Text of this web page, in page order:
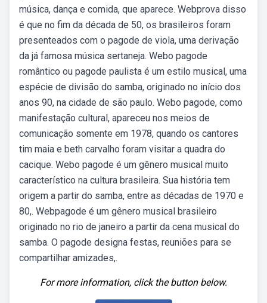
música, dança e comida, que aparece. Webprova disso
é que no fim da década de 50, os brasileiros foram
presenteados com o pagode de viola, uma derivação
da já famosa música sertaneja. Webo pagode
romântico ou pagode paulista é um estilo musical, uma
espécie de divisão do samba, originado no início dos
anos 90, na cidade de são paulo. Webo pagode, como
manifestação cultural, apareceu nos meios de
comunicação somente em 1978, quando os cantores
tim maia e beth carvalho foram visitar a quadra do
cacique. Webo pagode é um gênero musical muito
característico na cultura brasileira. Sua história tem
origem a partir do samba, entre as décadas de 1970 e
80,. Webpagode é um gênero musical brasileiro
originado no rio de janeiro a partir da cena musical do
samba. O pagode designa festas, reuniões para se
compartilhar amizades,.
For more information, click the button below.